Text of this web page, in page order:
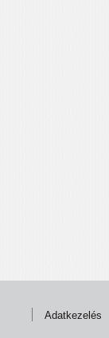
Adatkezelés